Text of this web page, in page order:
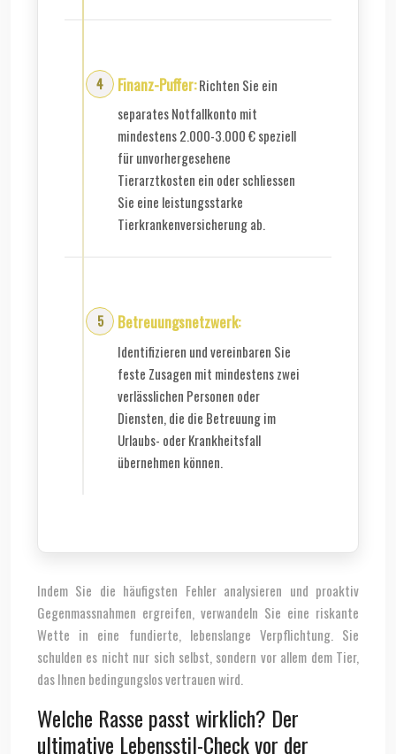
Finanz-Puffer:Richten Sie ein
separates Notfallkonto mit
mindestens 2.000-3.000 € speziell
für unvorhergesehene
Tierarztkosten ein oder schliessen
Sie eine leistungsstarke
Tierkrankenversicherung ab.
Betreuungsnetzwerk:
Identifizieren und vereinbaren Sie
feste Zusagen mit mindestens zwei
verlässlichen Personen oder
Diensten, die die Betreuung im
Urlaubs- oder Krankheitsfall
übernehmen können.
Indem Sie die häufigsten Fehler analysieren und proaktiv
Gegenmassnahmen ergreifen, verwandeln Sie eine riskante
Wette in eine fundierte, lebenslange Verpflichtung. Sie
schulden es nicht nur sich selbst, sondern vor allem dem Tier,
das Ihnen bedingungslos vertrauen wird.
Welche Rasse passt wirklich? Der
ultimative Lebensstil-Check vor der